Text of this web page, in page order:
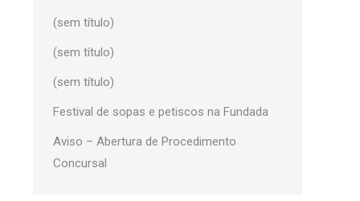
(sem título)
(sem título)
(sem título)
Festival de sopas e petiscos na Fundada
Aviso – Abertura de Procedimento
Concursal